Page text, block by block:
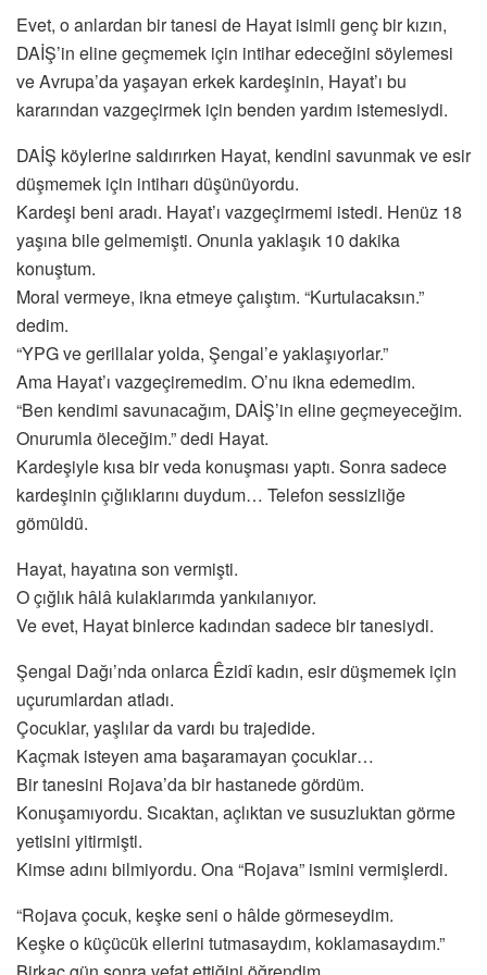
Evet, o anlardan bir tanesi de Hayat isimli genç bir kızın,
DAİŞ’in eline geçmemek için intihar edeceğini söylemesi
ve Avrupa’da yaşayan erkek kardeşinin, Hayat’ı bu
kararından vazgeçirmek için benden yardım istemesiydi.
DAİŞ köylerine saldırırken Hayat, kendini savunmak ve esir
düşmemek için intiharı düşünüyordu.
Kardeşi beni aradı. Hayat’ı vazgeçirmemi istedi. Henüz 18
yaşına bile gelmemişti. Onunla yaklaşık 10 dakika
konuştum.
Moral vermeye, ikna etmeye çalıştım. “Kurtulacaksın.”
dedim.
“YPG ve gerillalar yolda, Şengal’e yaklaşıyorlar.”
Ama Hayat’ı vazgeçiremedim. O’nu ikna edemedim.
“Ben kendimi savunacağım, DAİŞ’in eline geçmeyeceğim.
Onurumla öleceğim.” dedi Hayat.
Kardeşiyle kısa bir veda konuşması yaptı. Sonra sadece
kardeşinin çığlıklarını duydum… Telefon sessizliğe
gömüldü.
Hayat, hayatına son vermişti.
O çığlık hâlâ kulaklarımda yankılanıyor.
Ve evet, Hayat binlerce kadından sadece bir tanesiydi.
Şengal Dağı’nda onlarca Êzidî kadın, esir düşmemek için
uçurumlardan atladı.
Çocuklar, yaşlılar da vardı bu trajedide.
Kaçmak isteyen ama başaramayan çocuklar…
Bir tanesini Rojava’da bir hastanede gördüm.
Konuşamıyordu. Sıcaktan, açlıktan ve susuzluktan görme
yetisini yitirmişti.
Kimse adını bilmiyordu. Ona “Rojava” ismini vermişlerdi.
“Rojava çocuk, keşke seni o hâlde görmeseydim.
Keşke o küçücük ellerini tutmasaydım, koklamasaydım.”